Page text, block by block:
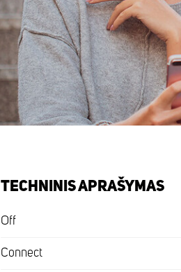
TECHNINIS APRAŠYMAS
Off
Connect